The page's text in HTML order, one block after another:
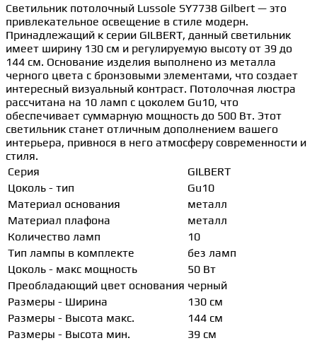
Светильник потолочный Lussole SY7738 Gilbert — это
привлекательное освещение в стиле модерн.
Принадлежащий к серии GILBERT, данный светильник
имеет ширину 130 см и регулируемую высоту от 39 до
144 см. Основание изделия выполнено из металла
черного цвета с бронзовыми элементами, что создает
интересный визуальный контраст. Потолочная люстра
рассчитана на 10 ламп с цоколем Gu10, что
обеспечивает суммарную мощность до 500 Вт. Этот
светильник станет отличным дополнением вашего
интерьера, привнося в него атмосферу современности и
стиля.
Серия
GILBERT
Цоколь - тип
Gu10
Материал основания
металл
Материал плафона
металл
Количество ламп
10
Тип лампы в комплекте
без ламп
Цоколь - макс мощность
50 Вт
Преобладающий цвет основания черный
Размеры - Ширина
130 см
Размеры - Высота макс.
144 см
Размеры - Высота мин.
39 см